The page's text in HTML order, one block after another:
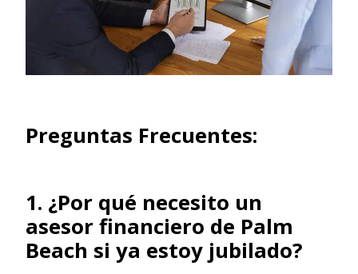
Preguntas Frecuentes:
1. ¿Por qué necesito un
asesor financiero de Palm
Beach si ya estoy jubilado?